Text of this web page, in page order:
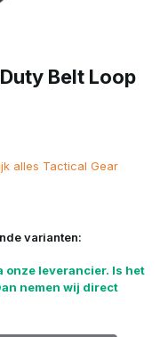
Belt Loop
alles Tactical Gear
varianten:
onze leverancier. Is het
nemen wij direct